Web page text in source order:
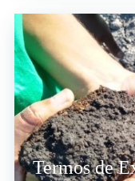
Termos de